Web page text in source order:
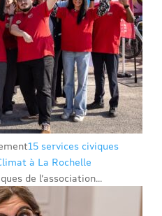
15 services civiques
à La Rochelle
de l’association...